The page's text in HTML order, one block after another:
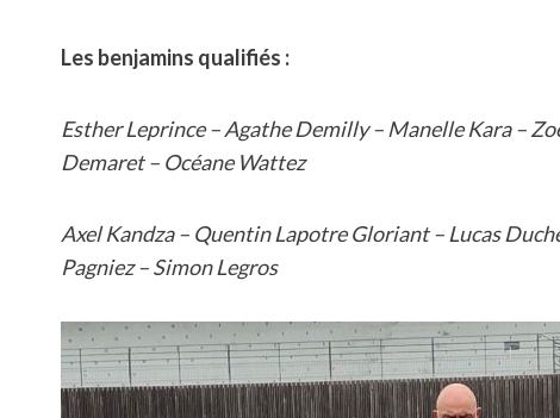
Les benjamins qualifiés :
Esther Leprince – Agathe Demilly – Manelle Kara –
Demaret – Océane Wattez
Axel Kandza – Quentin Lapotre Gloriant – Lucas
Pagniez – Simon Legros